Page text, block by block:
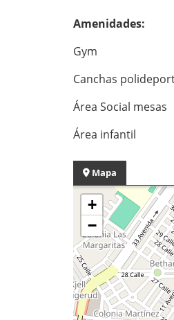
Amenidades:
Gym
Canchas
Área Social mesas
Área infantil
Mapa
+
−